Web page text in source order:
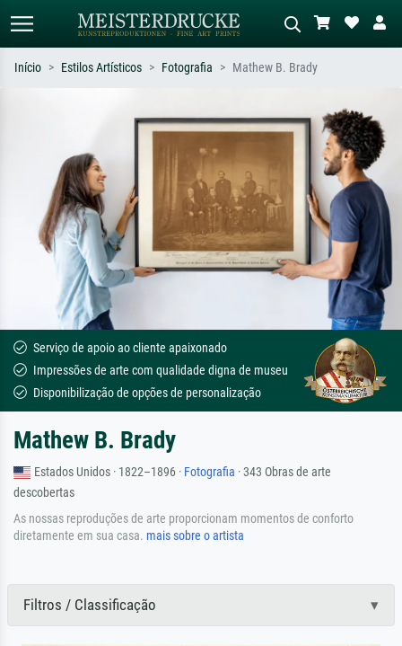
Pesquise por artista, título ou estilo –
ex: Monet, Noite Estrelada,
impressionismo, onda de Hokusai, nu.
Descreva a cena – ex: prado verde,
abstrato com muito vermelho, pintura
a óleo escura, nu em pé ao lado de
uma árvore.
Início Estilos Artísticos Fotografia Mathew B. Brady
Serviço de apoio ao cliente apaixonado
Impressões de arte com qualidade digna de museu
Disponibilização de opções de personalização
Mathew B. Brady
Estados Unidos · 1822–1896 · Fotografia · 343 Obras de arte
descobertas
As nossas reproduções de arte proporcionam momentos de conforto
diretamente em sua casa. mais sobre o artista
Filtros / Classificação